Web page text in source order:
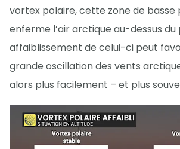
vortex polaire, cette zone de basse
enferme l’air arctique au-dessus du
affaiblissement de celui-ci peut
grande oscillation des vents
alors plus facilement – et plus